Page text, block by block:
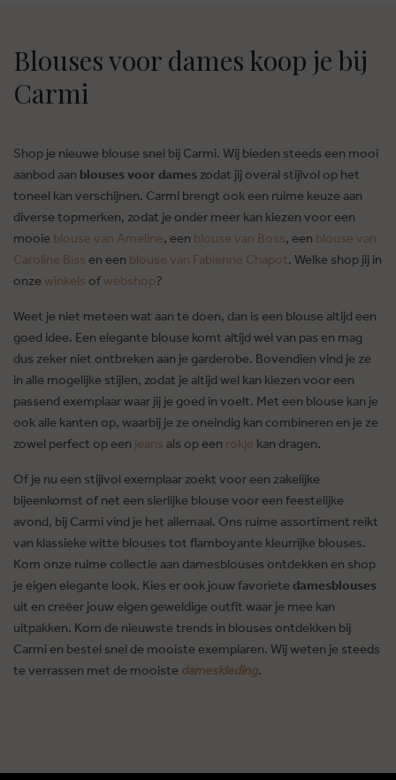
Blouses voor dames koop je bij
Carmi
Shop je nieuwe blouse snel bij Carmi. Wij bieden steeds een mooi
aanbod aan blouses voor dames zodat jij overal stijlvol op het
toneel kan verschijnen. Carmi brengt ook een ruime keuze aan
diverse topmerken, zodat je onder meer kan kiezen voor een
mooie blouse van Ameline, een blouse van Boss, een blouse van
Caroline Biss en een blouse van Fabienne Chapot. Welke shop jij in
onze winkels ofwebshop?
Weet je niet meteen wat aan te doen, dan is een blouse altijd een
goed idee. Een elegante blouse komt altijd wel van pas en mag
dus zeker niet ontbreken aan je garderobe. Bovendien vind je ze
in alle mogelijke stijlen, zodat je altijd wel kan kiezen voor een
passend exemplaar waar jij je goed in voelt. Met een blouse kan je
ook alle kanten op, waarbij je ze oneindig kan combineren en je ze
zowel perfect op een jeans als op een rokje kan dragen.
Of je nu een stijlvol exemplaar zoekt voor een zakelijke
bijeenkomst of net een sierlijke blouse voor een feestelijke
avond, bij Carmi vind je het allemaal. Ons ruime assortiment reikt
van klassieke witte blouses tot flamboyante kleurrijke blouses.
Kom onze ruime collectie aan damesblouses ontdekken en shop
je eigen elegante look. Kies er ook jouw favoriete damesblouses
uit en creëer jouw eigen geweldige outfit waar je mee kan
uitpakken. Kom de nieuwste trends in blouses ontdekken bij
Carmi en bestel snel de mooiste exemplaren. Wij weten je steeds
te verrassen met de mooiste dameskleding.